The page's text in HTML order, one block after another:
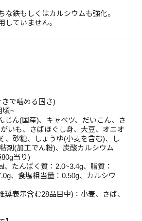
な鉄もしくはカルシウムも強化。
していません。
で噛める固さ)
頃~
じん(国産)、キャベツ、だいこん、さ
いも、さばほぐし身、大豆、オニオ
、砂糖、しょうゆ(小麦を含む)、し
剤(加工でん粉)、炭酸カルシウム
当り)
、たんぱく質：2.0~3.4g、脂質：
、食塩相当量：0.50g、カルシウ
奨表示含む28品目中)：小麦、さば、